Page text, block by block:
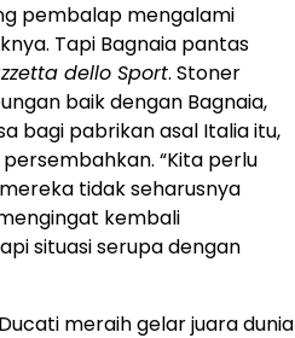
pembalap mengalami
Tapi Bagnaia pantas
dello Sport. Stoner
baik dengan Bagnaia,
bagi pabrikan asal Italia itu,
“Kita perlu
tidak seharusnya
kembali
situasi serupa dengan
meraih gelar juara dunia